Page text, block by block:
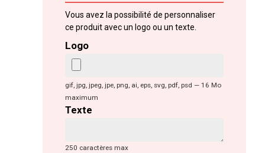
Vous avez la possibilité de personnaliser
ce produit avec un logo ou un texte.
Logo
gif, jpg, jpeg, jpe, png, ai, eps, svg, pdf, psd — 16 Mo
maximum
Texte
250 caractères max